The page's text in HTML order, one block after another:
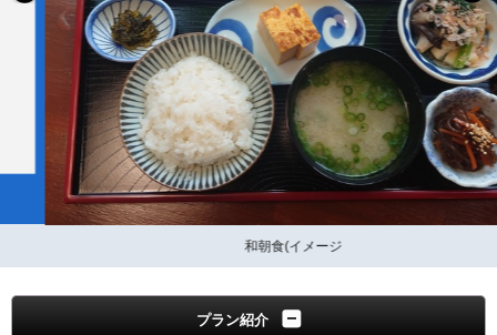
和朝食(イメージ
プラン紹介